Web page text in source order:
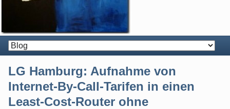
LG Hamburg: Aufnahme von
Internet-By-Call-Tarifen in einen
Least-Cost-Router ohne